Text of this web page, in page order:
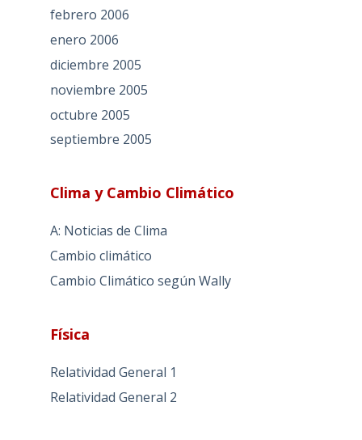
febrero 2006
enero 2006
diciembre 2005
noviembre 2005
octubre 2005
septiembre 2005
Clima y Cambio Climático
A: Noticias de Clima
Cambio climático
Cambio Climático según Wally
Física
Relatividad General 1
Relatividad General 2